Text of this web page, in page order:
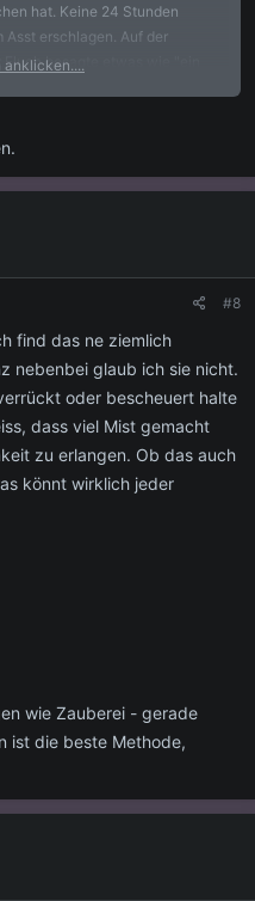
hat. Keine 24 Stunden
Asst erschlagen. Auf der
Fluch besagte etwas wie "ein
#8
find das ne ziemlich
nebenbei glaub ich sie nicht.
oder bescheuert halte
dass viel Mist gemacht
zu erlangen. Ob das auch
könnt wirklich jeder
wie Zauberei - gerade
ist die beste Methode,